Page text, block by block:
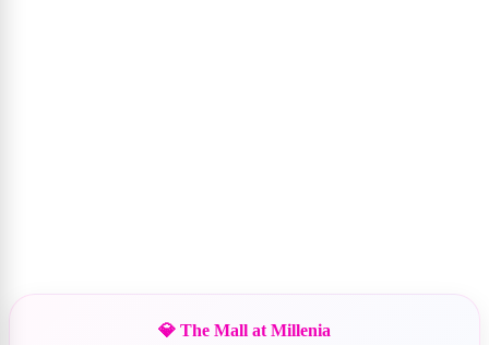
💎 The Mall at Millenia